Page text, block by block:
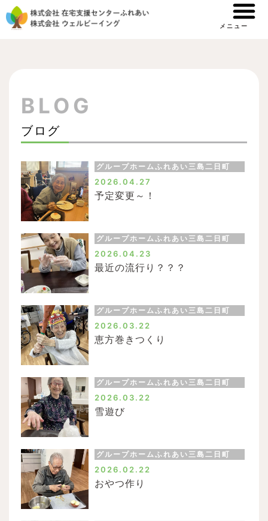
容
メニュー
BLOG
ブログ
グループホームふれあい三島二日町
2026.04.27
予定変更～！
グループホームふれあい三島二日町
2026.04.23
最近の流行り？？？
グループホームふれあい三島二日町
2026.03.22
恵方巻きつくり
グループホームふれあい三島二日町
2026.03.22
雪遊び
グループホームふれあい三島二日町
2026.02.22
おやつ作り
ペ
ー
ペ
ー
ジ
ペ
ー
ジ
ペ